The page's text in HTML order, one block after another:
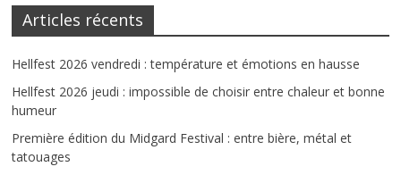
Articles récents
Hellfest 2026 vendredi : température et émotions en hausse
Hellfest 2026 jeudi : impossible de choisir entre chaleur et bonne
humeur
Première édition du Midgard Festival : entre bière, métal et
tatouages